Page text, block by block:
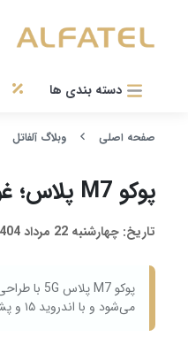
دسته بندی ها
صفحه اصلی وبلاگ آلفاتل
پوکو M7 پلاس؛ غول‌پیکر اقتصادی با نمایشگر ۱۴۴ هرتزی و باتری تمام‌نشدنی
تاریخ: چهارشنبه 22 مرداد 1404 - 16:40
می‌شود و با اندروید ۱۵ و پشتیبانی نرم‌افزاری چندساله عرضه می‌گردد.